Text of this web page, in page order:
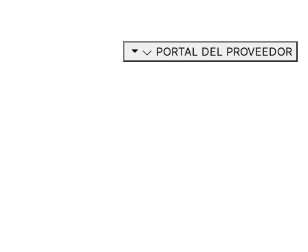
PORTAL DEL PROVEEDOR